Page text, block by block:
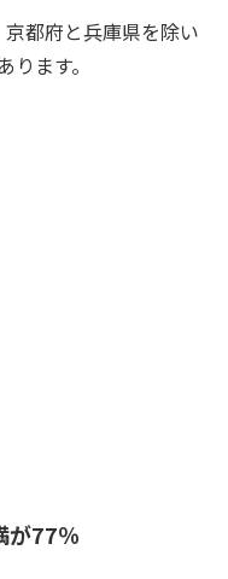
都府と兵庫県を除い
ます。
が77％